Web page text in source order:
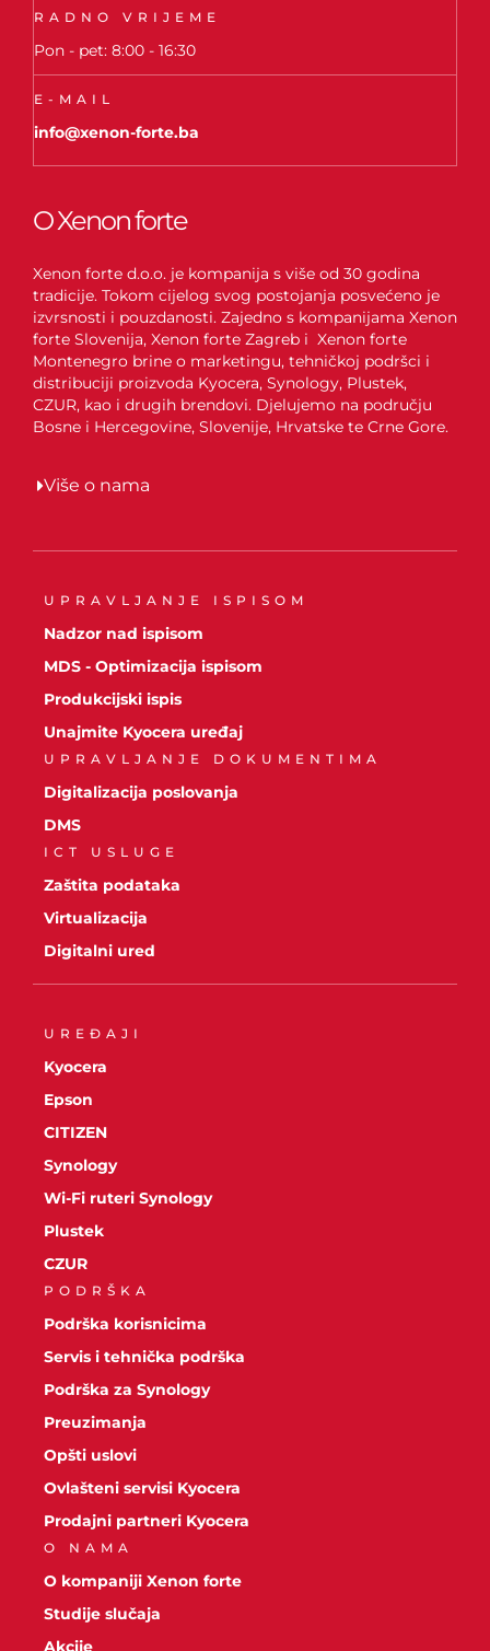
RADNO VRIJEME
Pon - pet: 8:00 - 16:30
E-MAIL
info@xenon-forte.ba
O Xenon forte
Xenon forte d.o.o. je kompanija s više od 30 godina
tradicije. Tokom cijelog svog postojanja posvećeno je
izvrsnosti i pouzdanosti. Zajedno s kompanijama Xenon
forte Slovenija, Xenon forte Zagreb i Xenon forte
Montenegro brine o marketingu, tehničkoj podršci i
distribuciji proizvoda Kyocera, Synology, Plustek,
CZUR, kao i drugih brendovi. Djelujemo na području
Bosne i Hercegovine, Slovenije, Hrvatske te Crne Gore.
Više o nama
UPRAVLJANJE ISPISOM
Nadzor nad ispisom
MDS - Optimizacija ispisom
Produkcijski ispis
Unajmite Kyocera uređaj
UPRAVLJANJE DOKUMENTIMA
Digitalizacija poslovanja
DMS
ICT USLUGE
Zaštita podataka
Virtualizacija
Digitalni ured
UREĐAJI
Kyocera
Epson
CITIZEN
Synology
Wi-Fi ruteri Synology
Plustek
CZUR
PODRŠKA
Podrška korisnicima
Servis i tehnička podrška
Podrška za Synology
Preuzimanja
Opšti uslovi
Ovlašteni servisi Kyocera
Prodajni partneri Kyocera
O NAMA
O kompaniji Xenon forte
Studije slučaja
Akcije